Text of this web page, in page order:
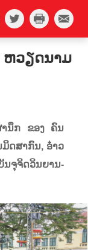
ຫວຽດນາມ
ຳນຶກ ຂອງ ຄົນ
ມິດສາກົນ, ອ໋າວ
ນຈຸຈິດວິນຍານ-